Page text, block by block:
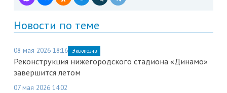
Новости по теме
08 мая 2026 18:16 Эксклюзив
Реконструкция нижегородского стадиона «Динамо»
завершится летом
07 мая 2026 14:02